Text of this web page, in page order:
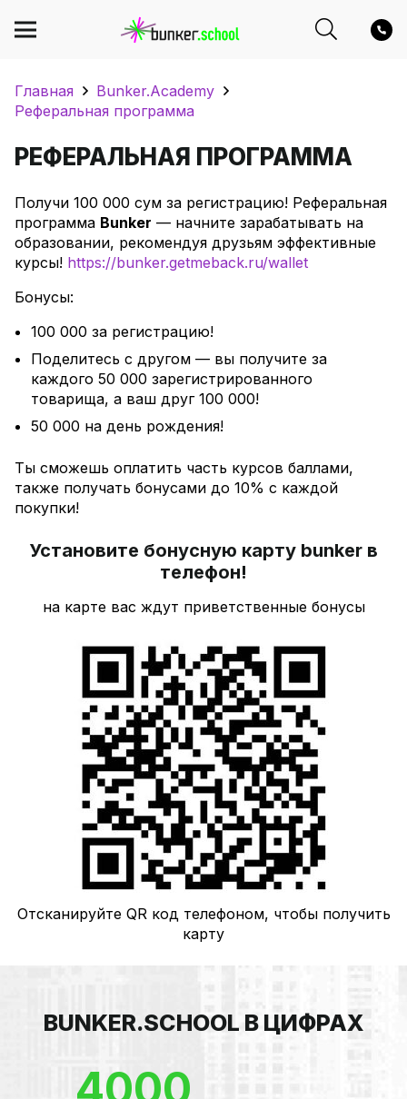
Главная
Bunker.Academy
Реферальная программа
РЕФЕРАЛЬНАЯ ПРОГРАММА
Получи 100 000 сум за регистрацию! Реферальная
программа Bunker — начните зарабатывать на
образовании, рекомендуя друзьям эффективные
курсы! https://bunker.getmeback.ru/wallet
Бонусы:
100 000 за регистрацию!
Поделитесь с другом — вы получите за
каждого 50 000 зарегистрированного
товарища, а ваш друг 100 000!
50 000 на день рождения!
Ты сможешь оплатить часть курсов баллами,
также получать бонусами до 10% с каждой
покупки!
Установите бонусную карту bunker в
телефон!
на карте вас ждут приветственные бонусы
Отсканируйте QR код телефоном, чтобы получить
карту
BUNKER.SCHOOL В ЦИФРАХ